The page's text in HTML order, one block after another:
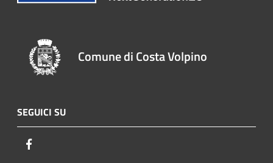
Comune di Costa Volpino
SEGUICI SU